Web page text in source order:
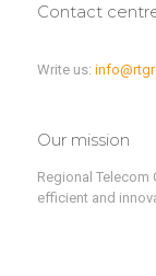
Contact
Write us:
Our mission
Regional
efficient and